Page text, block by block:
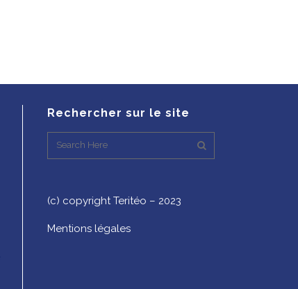
Rechercher sur le site
(c) copyright Teritéo – 2023
Mentions légales